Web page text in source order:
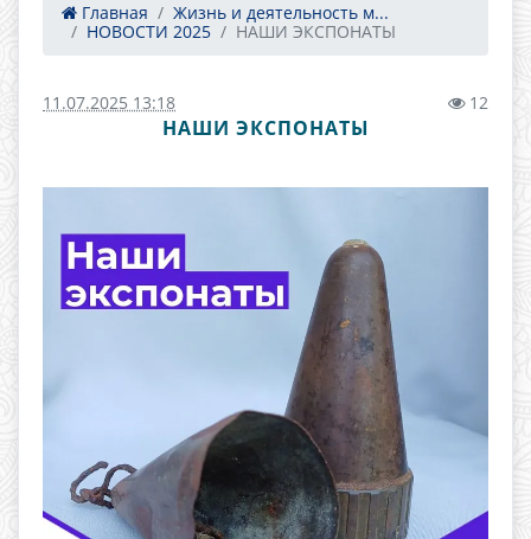
Главная
Жизнь и деятельность м...
НОВОСТИ 2025
НАШИ ЭКСПОНАТЫ
11.07.2025 13:18 12
НАШИ ЭКСПОНАТЫ